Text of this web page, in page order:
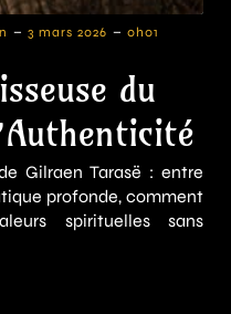
- 3 mars 2026 - 0h01
du
Gilraen Tarasë : entre
profonde, comment
spirituelles sans